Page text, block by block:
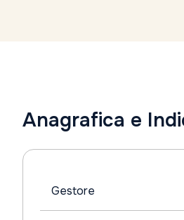
Anagrafica e
Gestore